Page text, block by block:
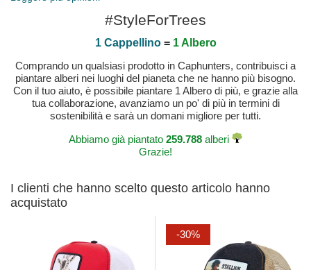
#StyleForTrees
1 Cappellino= 1 Albero
Comprando un qualsiasi prodotto in Caphunters, contribuisci a
piantare alberi nei luoghi del pianeta che ne hanno più bisogno.
Con il tuo aiuto, è possibile piantare 1 Albero di più, e grazie alla
tua collaborazione, avanziamo un po' di più in termini di
sostenibilità e sarà un domani migliore per tutti.
Abbiamo già piantato 259.788 alberi
Grazie!
I clienti che hanno scelto questo articolo hanno
acquistato
-30%